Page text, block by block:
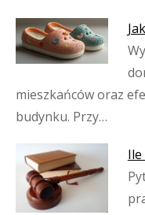
mieszkańców oraz
budynku. Przy…